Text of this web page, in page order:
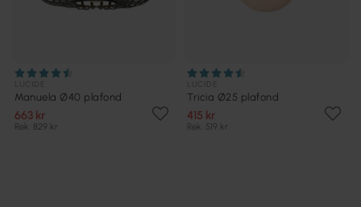
Manuela Ø40 plafond
663 kr
Rek. 829 kr
Tricia Ø25 plafond
415 kr
Rek. 519 kr